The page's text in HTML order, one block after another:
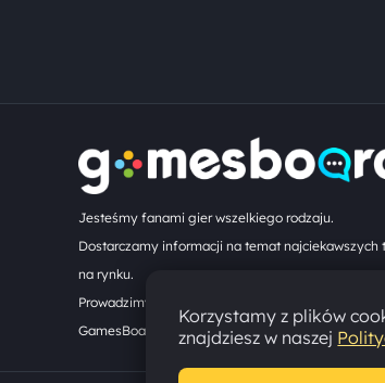
Jesteśmy fanami gier wszelkiego rodzaju.
Dostarczamy informacji na temat najciekawszych
na rynku.
Prowadzimy turnieje online. Działamy od 2008 roku.
GamesBoard.pl © 2026
Korzystamy z plików
znajdziesz w naszej